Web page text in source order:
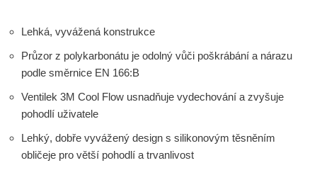
Lehká, vyvážená konstrukce
Průzor z polykarbonátu je odolný vůči poškrábání a nárazu
podle směrnice EN 166:B
Ventilek 3M Cool Flow usnadňuje vydechování a zvyšuje
pohodlí uživatele
Lehký, dobře vyvážený design s silikonovým těsněním
obličeje pro větší pohodlí a trvanlivost